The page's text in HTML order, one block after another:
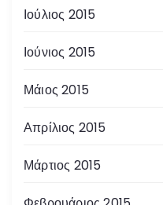
Ιούλιος 2015
Ιούνιος 2015
Μάιος 2015
Απρίλιος 2015
Μάρτιος 2015